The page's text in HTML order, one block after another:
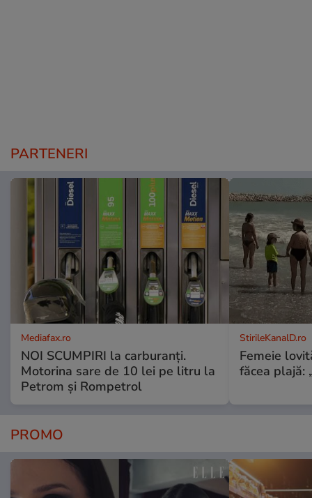
PARTENERI
Mediafax.ro
NOI SCUMPIRI la carburanți.
Motorina sare de 10 lei pe litru la
Petrom și Rompetrol
StirileKanalD.ro
Femeie
făcea plajă:
PROMO